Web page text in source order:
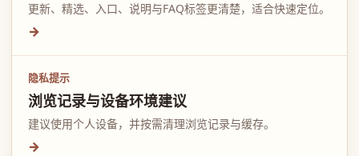
更新、精选、入口、说明与FAQ标签更清楚，适合快速定位。
→
隐私提示
浏览记录与设备环境建议
建议使用个人设备，并按需清理浏览记录与缓存。
→